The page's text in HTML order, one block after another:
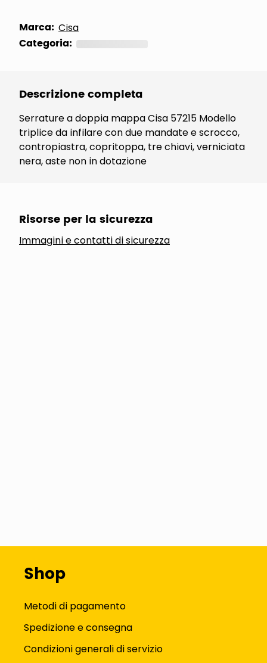
Marca: Cisa
Categoria:
Descrizione completa
Serrature a doppia mappa Cisa 57215 Modello
triplice da infilare con due mandate e scrocco,
contropiastra, copritoppa, tre chiavi, verniciata
nera, aste non in dotazione
Risorse per la sicurezza
Immagini e contatti di sicurezza
Shop
Metodi di pagamento
Spedizione e consegna
Condizioni generali di servizio